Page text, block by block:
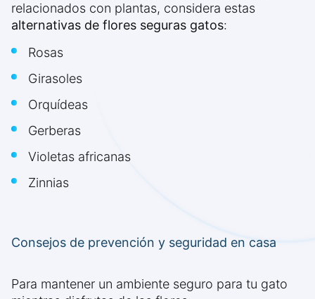
relacionados con plantas, considera estas
alternativas de flores seguras gatos:
Rosas
Girasoles
Orquídeas
Gerberas
Violetas africanas
Zinnias
Consejos de prevención y seguridad en casa
Para mantener un ambiente seguro para tu gato